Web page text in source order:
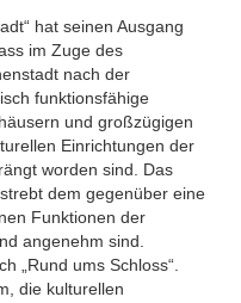
hat seinen Ausgang
im Zuge des
nach der
funktionsfähige
und großzügigen
Einrichtungen der
worden sind. Das
dem gegenüber eine
Funktionen der
angenehm sind.
„Rund ums Schloss“.
die kulturellen